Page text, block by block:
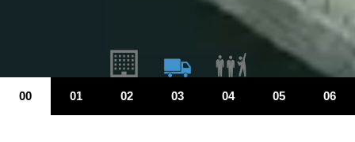
00 01 02 03 04 05 06